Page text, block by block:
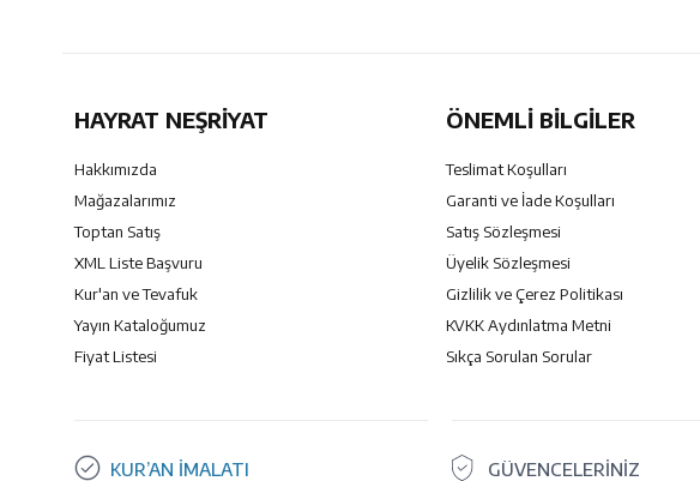
HAYRAT NEŞRIYAT
Hakkımızda
Mağazalarımız
Toptan Satış
XML Liste Başvuru
Kur'an ve Tevafuk
Yayın Kataloğumuz
Fiyat Listesi
ÖNEMLI BILGILER
Teslimat Koşulları
Garanti ve İade Koşulları
Satış Sözleşmesi
Üyelik Sözleşmesi
Gizlilik ve Çerez Politikası
KVKK Aydınlatma Metni
Sıkça Sorulan Sorular
KUR’AN İMALATI GÜVENCELERİNİZ